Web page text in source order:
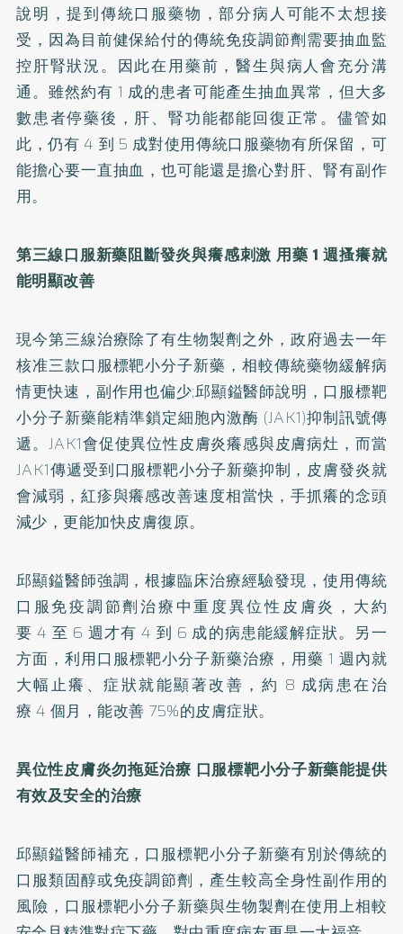
說明，提到傳統口服藥物，部分病人可能不太想接
受，因為目前健保給付的傳統免疫調節劑需要抽血監
控肝腎狀況。因此在用藥前，醫生與病人會充分溝
通。雖然約有 1 成的患者可能產生抽血異常，但大多
數患者停藥後，肝、腎功能都能回復正常。儘管如
此，仍有 4 到 5 成對使用傳統口服藥物有所保留，可
能擔心要一直抽血，也可能還是擔心對肝、腎有副作
用。
第三線口服新藥阻斷發炎與癢感刺激 用藥 1 週搔癢就
能明顯改善
現今第三線治療除了有生物製劑之外，政府過去一年
核准三款口服標靶小分子新藥，相較傳統藥物緩解病
情更快速，副作用也偏少;邱顯鎰醫師說明，口服標靶
小分子新藥能精準鎖定細胞內激酶 (JAK1)抑制訊號傳
遞。JAK1會促使異位性皮膚炎癢感與皮膚病灶，而當
JAK1傳遞受到口服標靶小分子新藥抑制，皮膚發炎就
會減弱，紅疹與癢感改善速度相當快，手抓癢的念頭
減少，更能加快皮膚復原。
邱顯鎰醫師強調，根據臨床治療經驗發現，使用傳統
口服免疫調節劑治療中重度異位性皮膚炎，大約
要 4 至 6 週才有 4 到 6 成的病患能緩解症狀。另一
方面，利用口服標靶小分子新藥治療，用藥 1 週內就
大幅止癢、症狀就能顯著改善，約 8 成病患在治
療 4 個月，能改善 75%的皮膚症狀。
異位性皮膚炎勿拖延治療 口服標靶小分子新藥能提供
有效及安全的治療
邱顯鎰醫師補充，口服標靶小分子新藥有別於傳統的
口服類固醇或免疫調節劑，產生較高全身性副作用的
風險，口服標靶小分子新藥與生物製劑在使用上相較